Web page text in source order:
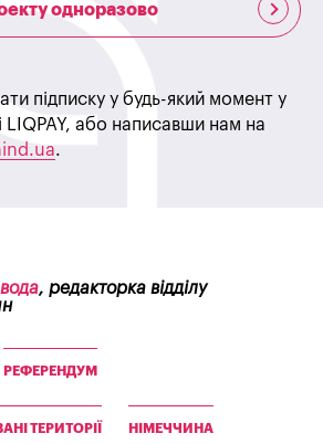
одноразово
підписку у будь-який момент у
LIQPAY, або написавши нам на
.
, редакторка відділу
РЕФЕРЕНДУМ
ТЕРИТОРІЇ НІМЕЧЧИНА